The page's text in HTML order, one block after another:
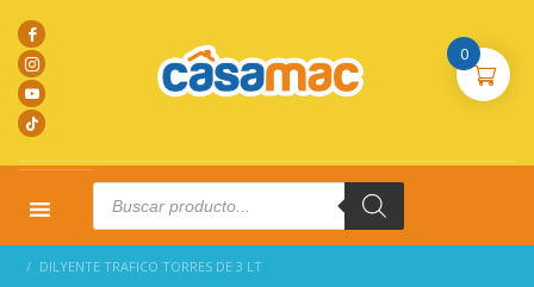
Products
search
DILYENTE TRAFICO TORRES DE 3 LT
0